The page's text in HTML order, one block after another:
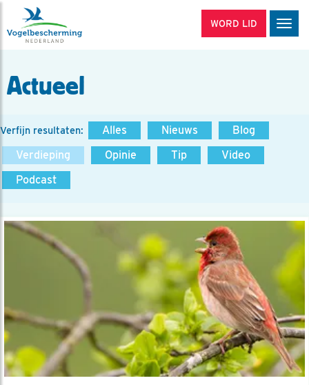
WORD LID
Actueel
Verfijn resultaten: Alles Nieuws
Blog
Verdieping
Opinie Tip
Video
Podcast